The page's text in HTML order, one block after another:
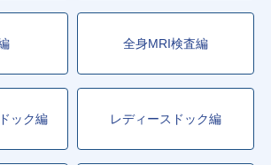
全身MRI検査編
ック編 レディースドック編